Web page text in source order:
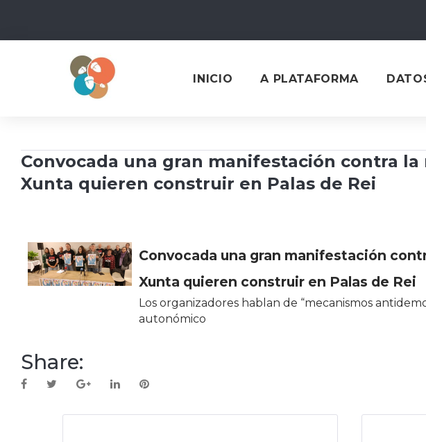
content
INICIO A PLATAFORMA
Convocada una gran manifestación contra
Xunta quieren construir en Palas de Rei
Convocada una gran manifestación
Xunta quieren construir en Palas de Rei
Los organizadores hablan de “mecanismos
autonómico
Share:
Facebook
TwitterGoogle+LinkedInPinterest